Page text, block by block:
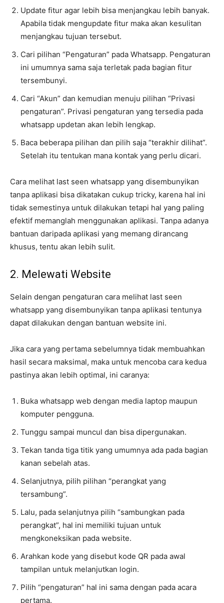
Update fitur agar lebih bisa menjangkau lebih banyak.
Apabila tidak mengupdate fitur maka akan kesulitan
menjangkau tujuan tersebut.
Cari pilihan “Pengaturan” pada Whatsapp. Pengaturan
ini umumnya sama saja terletak pada bagian fitur
tersembunyi.
Cari “Akun” dan kemudian menuju pilihan “Privasi
pengaturan”. Privasi pengaturan yang tersedia pada
whatsapp updetan akan lebih lengkap.
Baca beberapa pilihan dan pilih saja “terakhir dilihat”.
Setelah itu tentukan mana kontak yang perlu dicari.
Cara melihat last seen whatsapp yang disembunyikan
tanpa aplikasi bisa dikatakan cukup tricky, karena hal ini
tidak semestinya untuk dilakukan tetapi hal yang paling
efektif memanglah menggunakan aplikasi. Tanpa adanya
bantuan daripada aplikasi yang memang dirancang
khusus, tentu akan lebih sulit.
2. Melewati Website
Selain dengan pengaturan cara melihat last seen
whatsapp yang disembunyikan tanpa aplikasi tentunya
dapat dilakukan dengan bantuan website ini.
Jika cara yang pertama sebelumnya tidak membuahkan
hasil secara maksimal, maka untuk mencoba cara kedua
pastinya akan lebih optimal, ini caranya:
Buka whatsapp web dengan media laptop maupun
komputer pengguna.
Tunggu sampai muncul dan bisa dipergunakan.
Tekan tanda tiga titik yang umumnya ada pada bagian
kanan sebelah atas.
Selanjutnya, pilih pilihan “perangkat yang
tersambung”.
Lalu, pada selanjutnya pilih “sambungkan pada
perangkat”, hal ini memiliki tujuan untuk
mengkoneksikan pada website.
Arahkan kode yang disebut kode QR pada awal
tampilan untuk melanjutkan login.
Pilih “pengaturan” hal ini sama dengan pada acara
pertama.